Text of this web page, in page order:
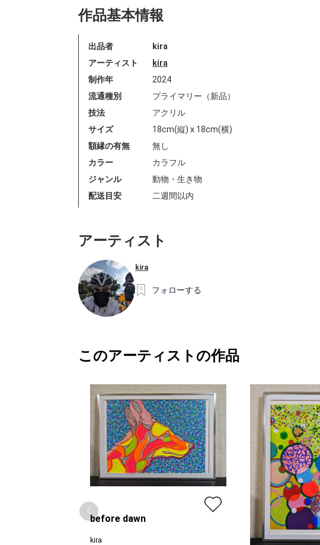
作品基本情報
出品者
kira
アーティスト
kira
制作年
2024
流通種別
プライマリー（新品）
技法
アクリル
サイズ
18cm(縦) x 18cm(横)
額縁の有無
無し
カラー
カラフル
ジャンル
動物・生き物
配送目安
二週間以内
アーティスト
kira
フォローする
このアーティストの作品
before dawn
kira